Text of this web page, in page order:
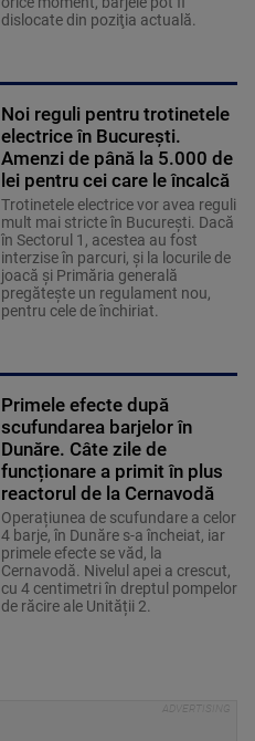
dislocate din poziţia actuală.
Noi reguli pentru trotinetele
electrice în București.
Amenzi de până la 5.000 de
lei pentru cei care le încalcă
Trotinetele electrice vor avea reguli
mult mai stricte în București. Dacă
în Sectorul 1, acestea au fost
interzise în parcuri, și la locurile de
joacă și Primăria generală
pregătește un regulament nou,
pentru cele de închiriat.
Primele efecte după
scufundarea barjelor în
Dunăre. Câte zile de
funcționare a primit în plus
reactorul de la Cernavodă
Operațiunea de scufundare a celor
4 barje, în Dunăre s-a încheiat, iar
primele efecte se văd, la
Cernavodă. Nivelul apei a crescut,
cu 4 centimetri în dreptul pompelor
de răcire ale Unității 2.